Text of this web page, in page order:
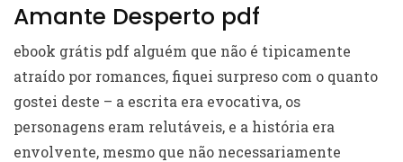
Amante Desperto pdf
ebook grátis pdf alguém que não é tipicamente
atraído por romances, fiquei surpreso com o quanto
gostei deste – a escrita era evocativa, os
personagens eram relutáveis, e a história era
envolvente, mesmo que não necessariamente